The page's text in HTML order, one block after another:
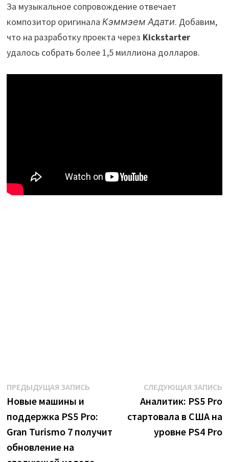
За музыкальное сопровождение отвечает
композитор оригинала Кэммэем Адати. Добавим,
что на разработку проекта через Kickstarter
удалось собрать более 1,5 миллиона долларов.
Навигация
по
записям
ПРЕДЫДУЩАЯ ЗАПИСЬПредыдущая
Новые машины и
поддержка PS5 Pro:
Gran Turismo 7 получит
обновление на
СЛЕДУЮЩАЯ ЗАПИСЬ
Аналитик: PS5 Pro
стартовала в США на
уровне PS4 Pro